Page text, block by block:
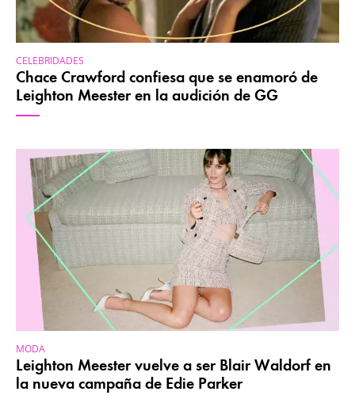
CELEBRIDADES
Chace Crawford confiesa que se enamoró de
Leighton Meester en la audición de GG
MODA
Leighton Meester vuelve a ser Blair Waldorf en
la nueva campaña de Edie Parker